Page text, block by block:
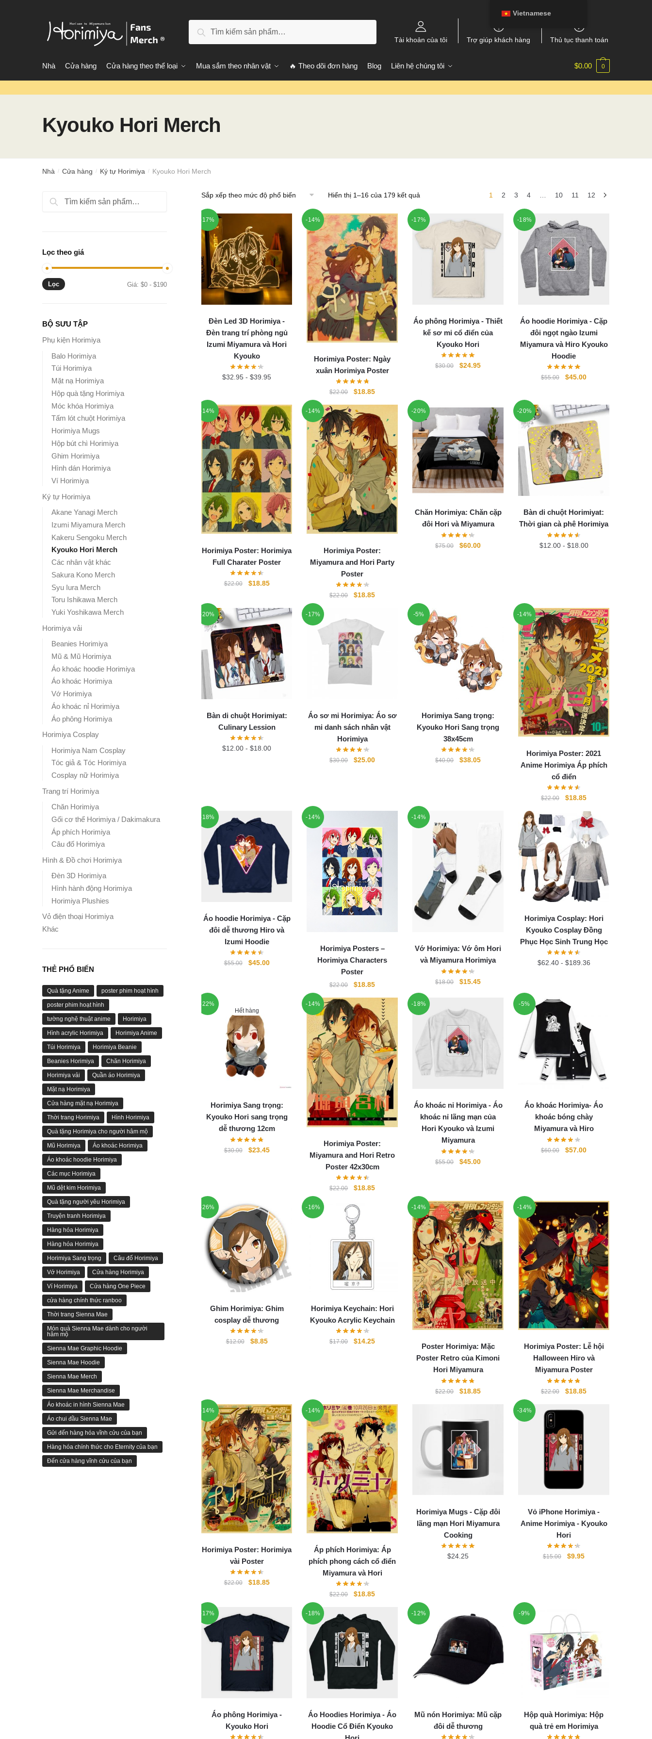
kiếm:
Tìm kiếm
Tài khoản của tôi Trợ giúp khách hàng Thủ tục thanh toán
Nhà Cửa hàng Cửa hàng theo thể loại Mua sắm theo nhân vật 🔥 Theo dõi đơn hàng Blog Liên hệ chúng tôi $0.00 0
Kyouko Hori Merch
Nhà / Cửa hàng / Ký tự Horimiya / Kyouko Hori Merch
Hiển thị 1–16 của 179 kết quả 1 2 3 4 10 11 12
-17%
Đèn Led 3D Horimiya -
Đèn trang trí phòng ngủ
Izumi Miyamura và Hori
Kyouko
$32.95 -$39.95
-14%
Horimiya Poster: Ngày
xuân Horimiya Poster
$22.00
Original
was:
$22.00.
$18.85Current
is:
$18.85.
-17%
Áo phông Horimiya - Thiết
kế sơ mi cổ điển của
Kyouko Hori
$30.00
Original
$24.95Current
-18%
Áo hoodie Horimiya - Cặp
đôi ngọt ngào Izumi
Miyamura và Hiro Kyouko
Hoodie
$55.00
Original
$55.00.
$45.00Current
$45.00.
-14%
Horimiya Poster: Horimiya
Full Charater Poster
$22.00
Original
$22.00.
$18.85Current
$18.85.
-14%
Horimiya Poster:
Miyamura and Hori Party
Poster
$22.00
Original
$22.00.
$18.85Current
$18.85.
-20%
Chăn Horimiya: Chăn cặp
đôi Hori và Miyamura
$75.00
Original
$60.00Current
-20%
Bàn di chuột Horimiyat:
Thời gian cà phê Horimiya
$12.00- $18.00
-20%
Bàn di chuột Horimiyat:
Culinary Lession
$12.00 -$18.00
-17%
Áo sơ mi Horimiya: Áo sơ
mi danh sách nhân vật
Horimiya
$30.00
Original
$25.00Current
-5%
Horimiya Sang trọng:
Kyouko Hori Sang trọng
38x45cm
$40.00
Original
$38.05Current
-14%
Horimiya Poster: 2021
Anime Horimiya Áp phích
cổ điển
$22.00
Original
was:
$22.00.
$18.85Current
is:
$18.85.
-18%
Áo hoodie Horimiya - Cặp
đôi dễ thương Hiro và
Izumi Hoodie
$55.00
Original
$45.00Current
-14%
Horimiya Posters –
Horimiya Characters
Poster
$22.00
Original
was:
$22.00.
$18.85Current
is:
$18.85.
-14%
Vớ Horimiya: Vớ ôm Hori
và Miyamura Horimiya
$18.00
Original
$18.00.
$15.45Current
$15.45.
Horimiya Cosplay: Hori
Kyouko Cosplay Đồng
Phục Học Sinh Trung Học
$62.40- $189.36
-22%
Hết hàng
Horimiya Sang trọng:
Kyouko Hori sang trọng
dễ thương 12cm
$30.00
Original
$23.45Current
-14%
Horimiya Poster:
Miyamura and Hori Retro
Poster 42x30cm
$22.00
Original
was:
$22.00.
$18.85Current
-18%
Áo khoác nỉ Horimiya - Áo
khoác nỉ lãng mạn của
Hori Kyouko và Izumi
Miyamura
$55.00
Original
$45.00Current
-5%
Áo khoác Horimiya- Áo
khoác bóng chày
Miyamura và Hiro
$60.00
Original
$57.00Current
-26%
Ghim Horimiya: Ghim
cosplay dễ thương
$12.00
Original
$8.85Current
-16%
Horimiya Keychain: Hori
Kyouko Acrylic Keychain
$17.00
Original
$14.25Current
-14%
Poster Horimiya: Mặc
Poster Retro của Kimoni
Hori Miyamura
$22.00
Original
$22.00.
$18.85Current
$18.85.
-14%
Horimiya Poster: Lễ hội
Halloween Hiro và
Miyamura Poster
$22.00
Original
was:
$18.85Current
-14%
Horimiya Poster: Horimiya
vài Poster
$22.00
Original
$22.00.
$18.85Current
-14%
Áp phích Horimiya: Áp
phích phong cách cổ điển
Miyamura và Hori
$22.00
Original
was:
$22.00.
$18.85Current
$18.85.
Horimiya Mugs - Cặp đôi
lãng mạn Hori Miyamura
Cooking
$24.25
-34%
Vỏ iPhone Horimiya -
Anime Horimiya - Kyouko
Hori
$15.00
Original
$9.95Current
-17%
Áo phông Horimiya -
Kyouko Hori
-18%
Áo Hoodies Horimiya - Áo
Hoodie Cổ Điển Kyouko
-12%
Mũ nón Horimiya: Mũ cặp
đôi dễ thương
-9%
Hộp quà Horimiya: Hộp
quà trẻ em Horimiya
Tìm
Tìm kiếm
Lọc theo giá
Giá
Giá
Lọc Giá:$0 -$190
BỘ SƯU TẬP
Phụ kiện Horimiya
Balo Horimiya
Túi Horimiya
Mặt nạ Horimiya
Hộp quà tặng Horimiya
Móc khóa Horimiya
Tấm lót chuột Horimiya
Horimiya Mugs
Hộp bút chì Horimiya
Ghim Horimiya
Hình dán Horimiya
Ví Horimiya
Ký tự Horimiya
Akane Yanagi Merch
Izumi Miyamura Merch
Kakeru Sengoku Merch
Kyouko Hori Merch
Các nhân vật khác
Sakura Kono Merch
Syu Iura Merch
Toru Ishikawa Merch
Yuki Yoshikawa Merch
Horimiya vải
Beanies Horimiya
Mũ & Mũ Horimiya
Áo khoác hoodie Horimiya
Áo khoác Horimiya
Vớ Horimiya
Áo khoác nỉ Horimiya
Áo phông Horimiya
Horimiya Cosplay
Horimiya Nam Cosplay
Tóc giả & Tóc Horimiya
Cosplay nữ Horimiya
Trang trí Horimiya
Chăn Horimiya
Gối cơ thể Horimiya / Dakimakura
Áp phích Horimiya
Câu đố Horimiya
Hình & Đồ chơi Horimiya
Đèn 3D Horimiya
Hình hành động Horimiya
Horimiya Plushies
Vỏ điện thoại Horimiya
Khác
THẺ PHỔ BIẾN
Quà tặng Anime poster phim hoạt hình
poster phim hoạt hình
tường nghệ thuật anime Horimiya
Hình acrylic Horimiya Horimiya Anime
Túi Horimiya Horimiya Beanie
Beanies Horimiya Chăn Horimiya
Horimiya vải Quần áo Horimiya
Mặt nạ Horimiya
Cửa hàng mặt nạ Horimiya
Thời trang Horimiya Hình Horimiya
Quà tặng Horimiya cho người hâm mộ
Mũ Horimiya Áo khoác Horimiya
Áo khoác hoodie Horimiya
Các mục Horimiya
Mũ dệt kim Horimiya
Quà tặng người yêu Horimiya
Truyện tranh Horimiya
Hàng hóa Horimiya
Hàng hóa Horimiya
Horimiya Sang trọng Câu đố Horimiya
Vớ Horimiya Cửa hàng Horimiya
Ví Horimiya Cửa hàng One Piece
cửa hàng chính thức ranboo
Thời trang Sienna Mae
Món quà Sienna Mae dành cho người
hâm mộ
Sienna Mae Graphic Hoodie
Sienna Mae Hoodie
Sienna Mae Merch
Sienna Mae Merchandise
Áo khoác in hình Sienna Mae
Áo chui đầu Sienna Mae
Gửi đến hàng hóa vĩnh cửu của bạn
Hàng hóa chính thức cho Eternity của bạn
Đến cửa hàng vĩnh cửu của bạn
Vietnamese